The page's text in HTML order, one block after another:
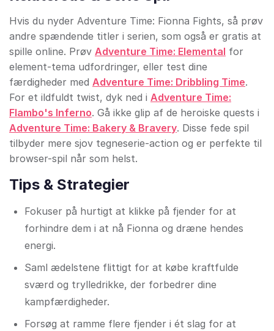
Hvis du nyder Adventure Time: Fionna Fights, så prøv
andre spændende titler i serien, som også er gratis at
spille online. Prøv Adventure Time: Elemental for
element-tema udfordringer, eller test dine
færdigheder med Adventure Time: Dribbling Time.
For et ildfuldt twist, dyk ned i Adventure Time:
Flambo's Inferno. Gå ikke glip af de heroiske quests i
Adventure Time: Bakery & Bravery. Disse fede spil
tilbyder mere sjov tegneserie-action og er perfekte til
browser-spil når som helst.
Tips & Strategier
Fokuser på hurtigt at klikke på fjender for at
forhindre dem i at nå Fionna og dræne hendes
energi.
Saml ædelstene flittigt for at købe kraftfulde
sværd og trylledrikke, der forbedrer dine
kampfærdigheder.
Forsøg at ramme flere fjender i ét slag for at